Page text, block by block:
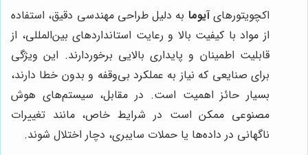
اکچویتورهایآیوما به دلیل طراحی مهندسی دقیق، استفاده
از مواد با کیفیت بالا و رعایت استانداردهای بین‌المللی، از
قابلیت اطمینان و پایداری بالایی برخوردارند. این ویژگی
برای صنایعی که نیاز به عملکرد بی‌وقفه و بدون خطا دارند،
بسیار حائز اهمیت است. در مقابل، سیستم‌های هوش
مصنوعی ممکن است در شرایط خاص، مانند تغییرات
ناگهانی در داده‌ها یا حملات سایبری، دچار اختلال شوند.